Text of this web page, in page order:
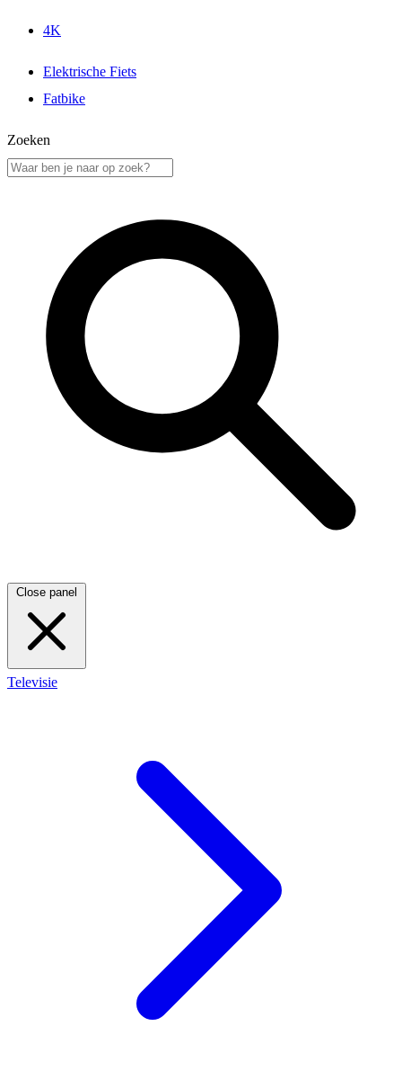
4K
Elektrische Fiets
Fatbike
Zoeken
Close panel
Televisie